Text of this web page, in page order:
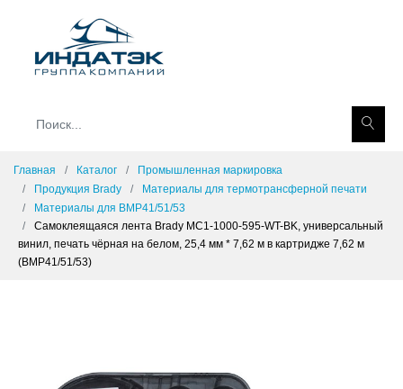
Главная Каталог
Промышленная маркировка
Продукция Brady
Материалы для термотрансферной печати
Материалы для BMP41/51/53
Самоклеящаяся лента Brady MC1-1000-595-WT-BK, универсальный
винил, печать чёрная на белом, 25,4 мм * 7,62 м в картридже 7,62 м
(BMP41/51/53)